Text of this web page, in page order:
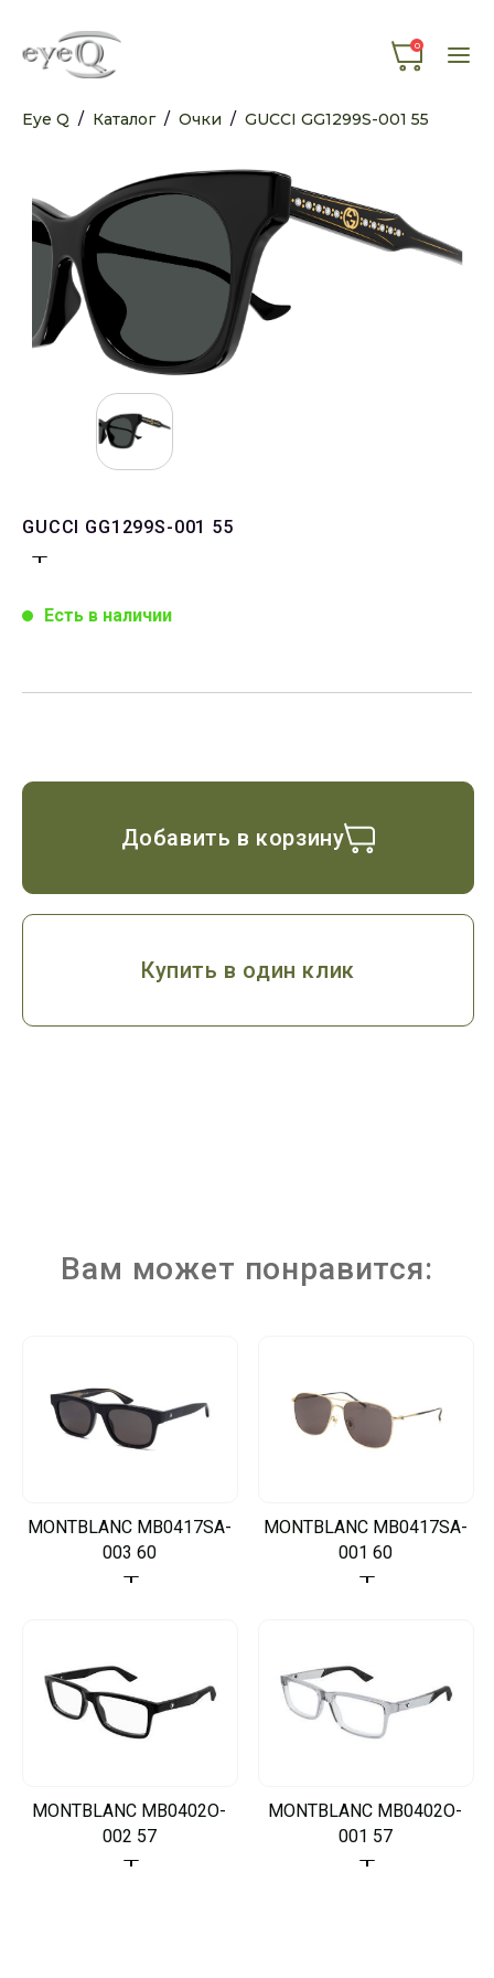
0
Eye Q / Каталог/ Очки / GUCCI GG1299S-001 55
GUCCI GG1299S-001 55
Есть в наличии
Добавить в корзину
Купить в один клик
Вам может понравится:
MONTBLANC MB0417SA-
003 60
MONTBLANC MB0417SA-
001 60
MONTBLANC MB0402O-
002 57
MONTBLANC MB0402O-
001 57